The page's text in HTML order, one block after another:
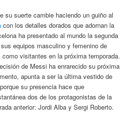
su suerte cambie haciendo un guiño al
con los detalles dorados que adornan la
ha presentado al mundo la segunda
equipos masculino y femenino de
visitantes en la próxima temporada.
de Messi ha enrarecido su próxima
apunta a ser la última vestido de
su presencia hace que
dos de los protagonistas de la
anterior: Jordi Alba y Sergi Roberto.